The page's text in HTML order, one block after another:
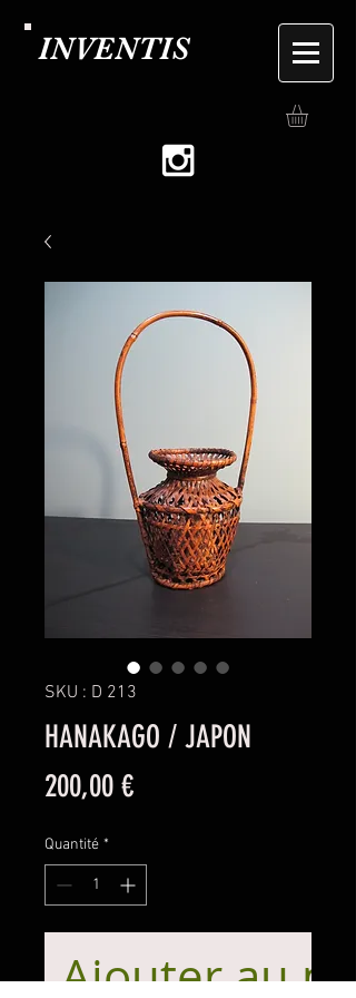
INVENTIS
SKU : D 213
HANAKAGO / JAPON
200,00 €Prix
Quantité *
Ajouter au